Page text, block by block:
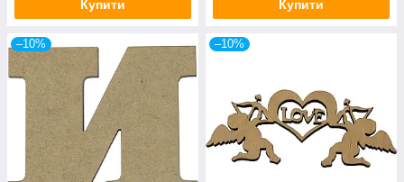
Купити Купити
–10% –10%